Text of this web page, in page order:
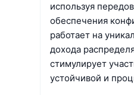
используя
обеспечения
работает на
дохода
стимулирует
устойчивой и